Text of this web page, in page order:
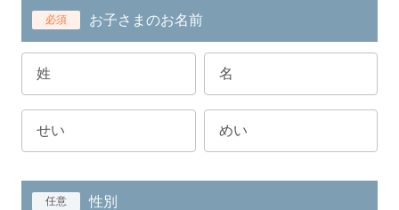
必須 お子さまのお名前
任意 性別